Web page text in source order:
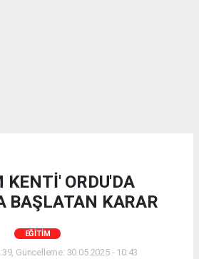
KENTİ' ORDU'DA
BAŞLATAN KARAR
EĞITIM
Güncelleme: 30.05.2025 - 10:43